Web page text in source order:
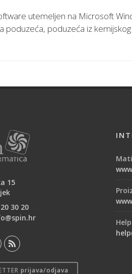
utemeljen na Microsoft
poduzeća, poduzeća iz
15
30 20
prijava/odjava